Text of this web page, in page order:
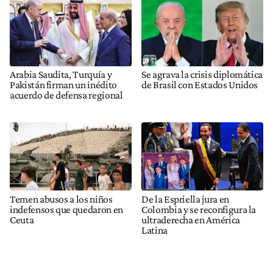
Arabia Saudita, Turquía y
Pakistán firman un inédito
acuerdo de defensa regional
Se agrava la crisis diplomática
de Brasil con Estados Unidos
Temen abusos a los niños
indefensos que quedaron en
Ceuta
De la Espriella jura en
Colombia y se reconfigura la
ultraderecha en América
Latina